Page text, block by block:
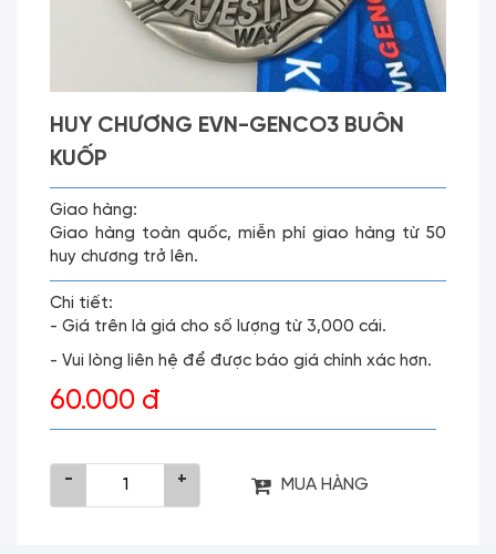
HUY CHƯƠNG EVN-GENCO3 BUÔN
KUỐP
Giao hàng:
Giao hàng toàn quốc, miễn phí giao hàng từ 50
huy chương trở lên.
Chi tiết:
- Giá trên là giá cho số lượng từ 3,000 cái.
- Vui lòng liên hệ để được báo giá chính xác hơn.
60.000 đ
- + MUA HÀNG